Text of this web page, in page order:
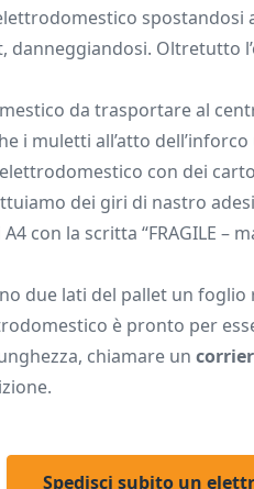
danneggiandosi. Oltretutto
da trasportare al
i muletti all’atto
con dei
dei giri di nastro
con la scritta “FRAGILE –
due lati del pallet un
è pronto per
chiamare un
Spedisci subito un